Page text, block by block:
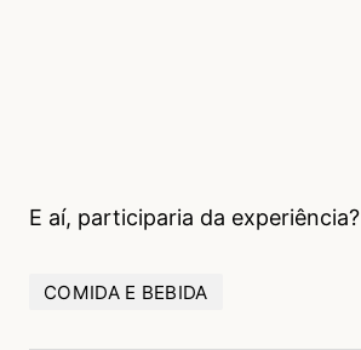
E aí, participaria da experiência?
COMIDA E BEBIDA